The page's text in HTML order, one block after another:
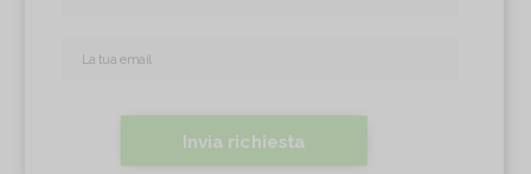
Invia richiesta